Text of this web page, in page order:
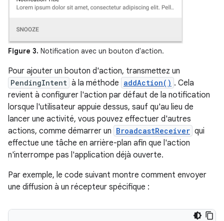
Figure 3. Notification avec un bouton d'action.
Pour ajouter un bouton d'action, transmettez un
PendingIntent à la méthode addAction() . Cela
revient à configurer l'action par défaut de la notification
lorsque l'utilisateur appuie dessus, sauf qu'au lieu de
lancer une activité, vous pouvez effectuer d'autres
actions, comme démarrer un BroadcastReceiver qui
effectue une tâche en arrière-plan afin que l'action
n'interrompe pas l'application déjà ouverte.
Par exemple, le code suivant montre comment envoyer
une diffusion à un récepteur spécifique :